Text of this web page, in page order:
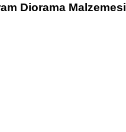
Diorama Malzemesi